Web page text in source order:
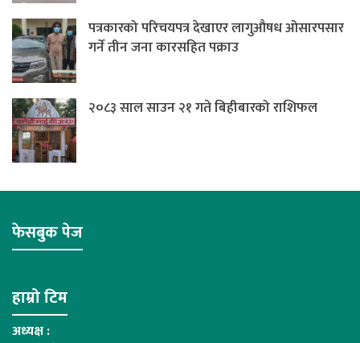
पत्रकारको परिचयपत्र देखाएर लागुऔषध ओसारपसार
गर्ने तीन जना कारसहित पक्राउ
२०८३ साल साउन २१ गते बिहीबारको राशिफल
फेसबुक पेज
हाम्रो टिम
अध्यक्ष :